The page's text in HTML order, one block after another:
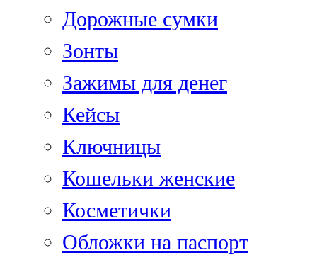
Дорожные сумки
Зонты
Зажимы для денег
Кейсы
Ключницы
Кошельки женские
Косметички
Обложки на паспорт